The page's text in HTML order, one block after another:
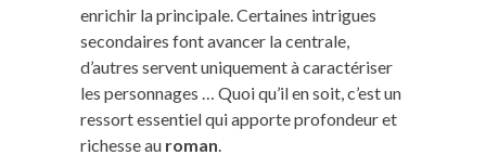
enrichir la principale. Certaines intrigues
secondaires font avancer la centrale,
d’autres servent uniquement à caractériser
les personnages … Quoi qu’il en soit, c’est un
ressort essentiel qui apporte profondeur et
richesse au roman